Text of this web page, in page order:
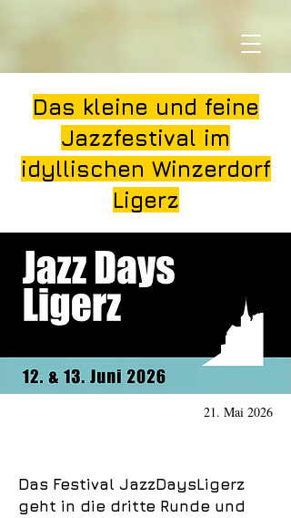
Das kleine und feine
Jazzfestival im
idyllischen Winzerdorf
Ligerz
21. Mai 2026
Das Festival JazzDaysLigerz
geht in die dritte Runde und